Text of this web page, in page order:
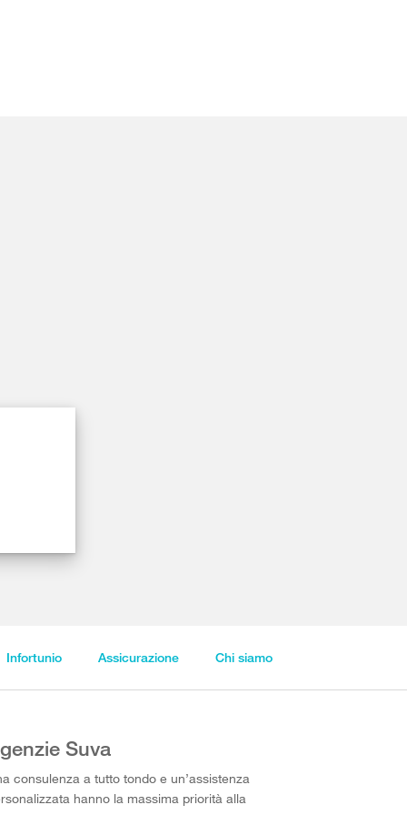
Infortunio Assicurazione Chi siamo
Suva
consulenza a tutto tondo e un’assistenza
hanno la massima priorità alla